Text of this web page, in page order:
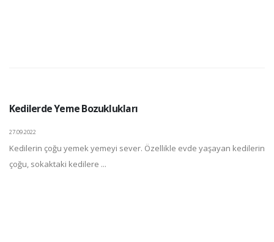
Kedilerde Yeme Bozuklukları
27.09.2022
Kedilerin çoğu yemek yemeyi sever. Özellikle evde yaşayan kedilerin
çoğu, sokaktaki kedilere ...